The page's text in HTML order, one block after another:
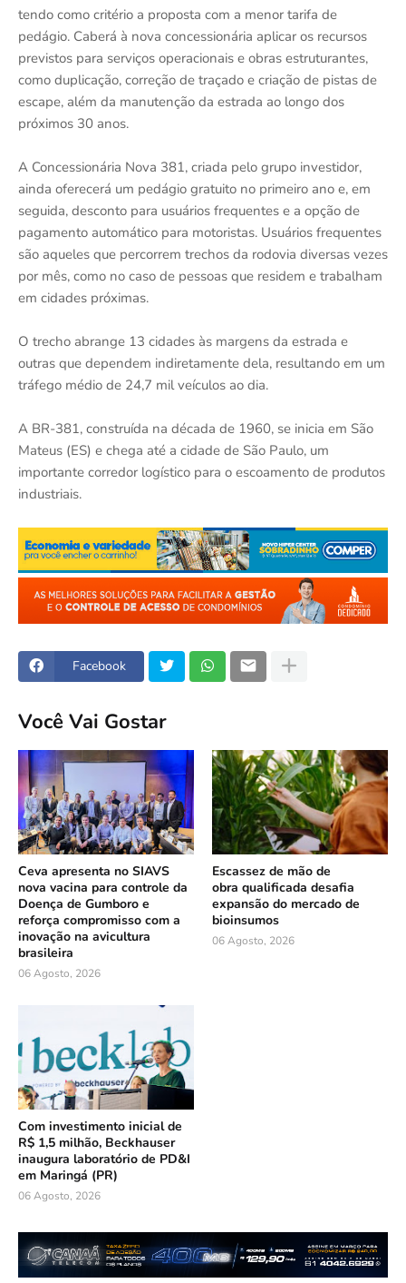
tendo como critério a proposta com a menor tarifa de
pedágio. Caberá à nova concessionária aplicar os recursos
previstos para serviços operacionais e obras estruturantes,
como duplicação, correção de traçado e criação de pistas de
escape, além da manutenção da estrada ao longo dos
próximos 30 anos.
A Concessionária Nova 381, criada pelo grupo investidor,
ainda oferecerá um pedágio gratuito no primeiro ano e, em
seguida, desconto para usuários frequentes e a opção de
pagamento automático para motoristas. Usuários frequentes
são aqueles que percorrem trechos da rodovia diversas vezes
por mês, como no caso de pessoas que residem e trabalham
em cidades próximas.
O trecho abrange 13 cidades às margens da estrada e
outras que dependem indiretamente dela, resultando em um
tráfego médio de 24,7 mil veículos ao dia.
A BR-381, construída na década de 1960, se inicia em São
Mateus (ES) e chega até a cidade de São Paulo, um
importante corredor logístico para o escoamento de produtos
industriais.
Facebook
Você Vai Gostar
Ceva apresenta no SIAVS
nova vacina para controle da
Doença de Gumboro e
reforça compromisso com a
inovação na avicultura
brasileira
06 Agosto, 2026
Escassez de mão de
obra qualificada desafia
expansão do mercado de
bioinsumos
06 Agosto, 2026
Com investimento inicial de
R$ 1,5 milhão, Beckhauser
inaugura laboratório de PD&I
em Maringá (PR)
06 Agosto, 2026